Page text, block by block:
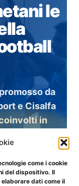
come i cookie
del dispositivo. Il
dati come il
le
da
e Cisalfa
in
e